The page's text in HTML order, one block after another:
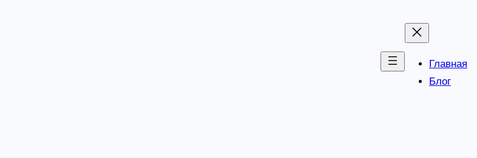
Главная
Блог